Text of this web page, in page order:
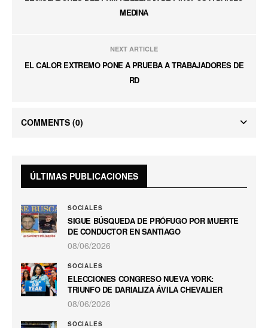
MEDINA
NEXT ARTICLE
EL CALOR EXTREMO PONE A PRUEBA A TRABAJADORES DE
RD
COMMENTS (0)
ÚLTIMAS PUBLICACIONES
SOCIALES
SIGUE BÚSQUEDA DE PRÓFUGO POR MUERTE
DE CONDUCTOR EN SANTIAGO
08/06/2026
SOCIALES
ELECCIONES CONGRESO NUEVA YORK:
TRIUNFO DE DARIALIZA ÁVILA CHEVALIER
08/06/2026
SOCIALES